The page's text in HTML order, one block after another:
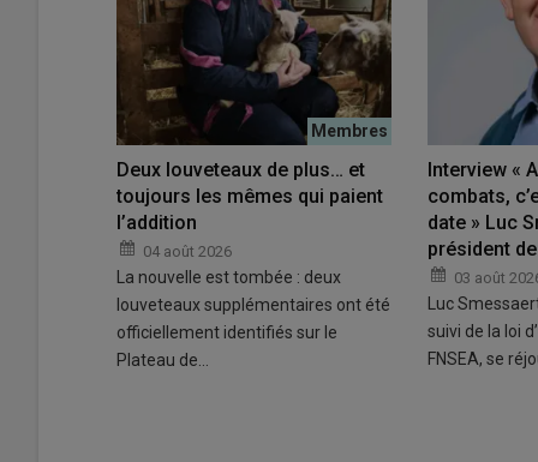
Deux louveteaux de plus… et
toujours les mêmes qui paient
l’addition
04 août 2026
La nouvelle est tombée : deux
louveteaux supplémentaires ont été
officiellement identifiés sur le
Plateau de…
Interview «
combats,
date » Luc
président de
03 août
Luc
suivi de la loi
FNSEA, se